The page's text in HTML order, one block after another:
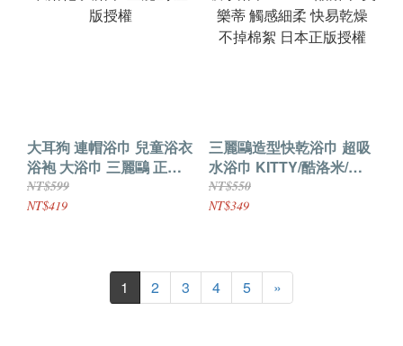
大耳狗 連帽浴巾 兒童浴衣
浴袍 大浴巾 三麗鷗 正版
授權
NT$599
NT$419
三麗鷗造型快乾浴巾 超吸
水浴巾 KITTY/酷洛米/美
樂蒂 觸感細柔 快易乾燥
不掉棉絮 日本正版授權
NT$550
NT$349
1 2 3 4 5 »